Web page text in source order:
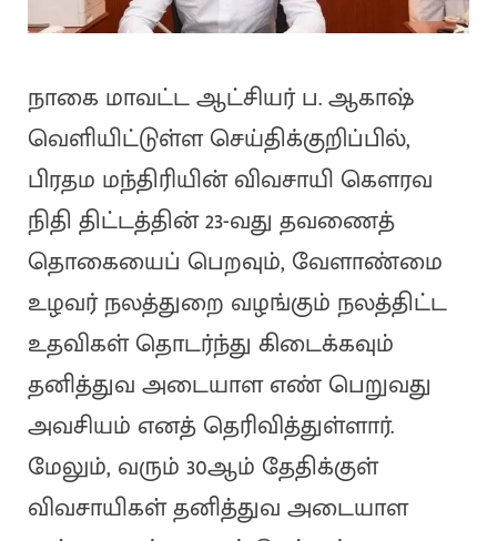
நாகை மாவட்ட ஆட்சியர் ப. ஆகாஷ்
வெளியிட்டுள்ள செய்திக்குறிப்பில்,
பிரதம மந்திரியின் விவசாயி கௌரவ
நிதி திட்டத்தின் 23-வது தவணைத்
தொகையைப் பெறவும், வேளாண்மை
உழவர் நலத்துறை வழங்கும் நலத்திட்ட
உதவிகள் தொடர்ந்து கிடைக்கவும்
தனித்துவ அடையாள எண் பெறுவது
அவசியம் எனத் தெரிவித்துள்ளார்.
மேலும், வரும் 30ஆம் தேதிக்குள்
விவசாயிகள் தனித்துவ அடையாள